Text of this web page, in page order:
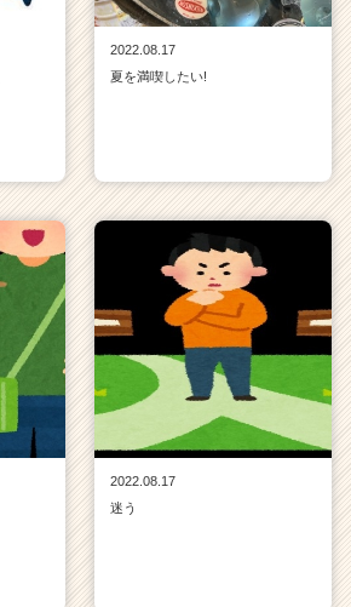
2022.08.17
夏を満喫したい!
2022.08.17
迷う